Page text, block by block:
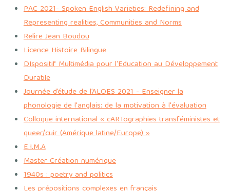
PAC 2021- Spoken English Varieties: Redefining and
Representing realities, Communities and Norms
Relire Jean Boudou
Licence Histoire Bilingue
DIspositif Multimédia pour l'Education au Développement
Durable
Journée d’étude de l’ALOES 2021 - Enseigner la
phonologie de l'anglais: de la motivation à l'évaluation
Colloque international « cARTographies transféministes et
queer/cuir (Amérique latine/Europe) »
E.I.M.A
Master Création numérique
1940s : poetry and politics